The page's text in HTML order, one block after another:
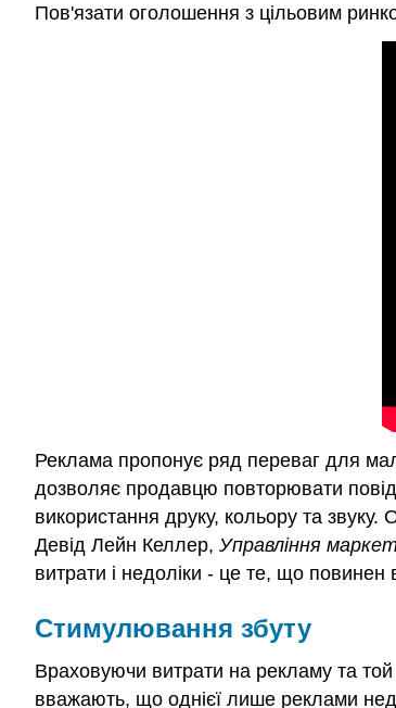
Пов'язати оголошення з цільовим
Реклама пропонує ряд переваг для
дозволяє продавцю повторювати
використання друку, кольору та звуку.
Девід Лейн Келлер, Управління
витрати і недоліки - це те, що повинен
Стимулювання збуту
Враховуючи витрати на рекламу та
вважають, що однієї лише реклами